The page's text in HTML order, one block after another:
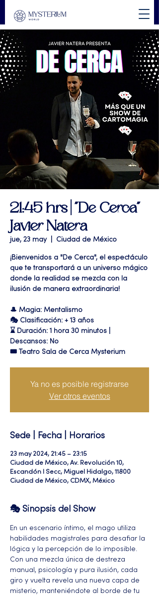
21:45 hrs | "De Cerca"
Javier Natera
jue, 23 may
  |
Ciudad de México
¡Bienvenidos a "De Cerca", el espectáculo
que te transportará a un universo mágico
donde la realidad se mezcla con la
ilusión de manera extraordinaria!
🎩 Magia: Mentalismo
🎭 Clasificación: + 13 años
⌛ Duración: 1 hora 30 minutos |
Descansos: No
🎟 Teatro Sala de Cerca Mysterium
Ya no es posible registrarse
Ver otros eventos
Sede | Fecha | Horarios
23 may 2024, 21:45 – 23:15
Ciudad de México, Av. Revolución 10,
Escandón I Secc, Miguel Hidalgo, 11800
Ciudad de México, CDMX, México
🎭 Sinopsis del Show
En un escenario íntimo, el mago utiliza
habilidades magistrales para desafiar la
lógica y la percepción de lo imposible.
Con una mezcla única de destreza
manual, psicología y pura ilusión, cada
giro y vuelta revela una nueva capa de
misterio, manteniéndote al borde de tu